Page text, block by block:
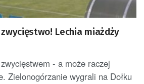
zwycięstwo! Lechia miażdży
- a może raczej
Zielonogórzanie wygrali na Dołku